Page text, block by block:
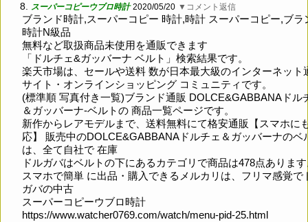
8. スーパーコピーウブロ時計 2020/05/20 ▼コメント返信
ブランド時計,スーパーコピー 時計,時計 スーパーコピー,ブラ
時計N級品
無料など取扱商品未使用を通販できます
「ドルチェ&ガッバーナ ベルト」検索結果です。
楽天市場は、セールや送料 数が日本最大級のインターネット
サイト・オンラインショッピング コミュニティです。
(標準順 写真付き一覧)ブランド通販 DOLCE&GABBANAドル
＆ガッバーナ-ベルトの 商品一覧ページです。
新作からレアモデルまで、送料無料にて格安通販【スマホに
応】 販売中のDOLCE&GABBANAドルチェ＆ガッバーナのベ
は、全て自社で 在庫
ドルガバはベルトの下にあるカテゴリで商品は478点ありま
スマホで簡単 に出品・購入できるメルカリは、フリマ感覚で
ガバの中古
スーパーコピーウブロ時計
https://www.watcher0769.com/watch/menu-pid-25.html